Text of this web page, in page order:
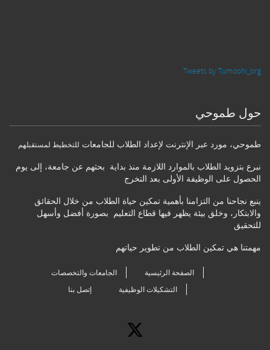
Tweets by Tumoohi_org
حول طموحي
طموحي، مورد عبر الإنترنت لإعداد الطلاب للجامعات للتخطيط لمستقبلهم
نبرع بتزويد الطلاب بالموارد اللازمة منذ بداية بحثهم عن جامعة، إلى يوم
الحصول على الوظيفة الأولى بعد التخرج
ينبع نجاحنا من التزامنا بأهمية تمكين حياة الطلاب من خلال الحقائق
والابتكار، وخلق بيئة يظهر فيها قطاع التعليم بصورة أفضل وأسهل
للتحقيق
مهمتنا هي تمكين الطلاب من تطوير حياتهم
الصفحة الرئيسية
الجامعات والتخصصات
التشكيلات الوظيفية
إتصل بنا